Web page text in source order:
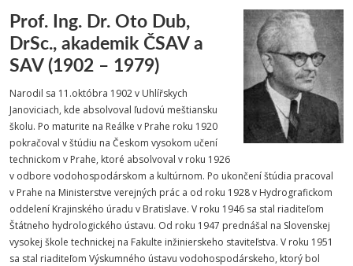
Prof. Ing. Dr. Oto Dub,
DrSc., akademik ČSAV a
SAV (1902 – 1979)
Narodil sa 11.októbra 1902 v Uhlířskych
Janoviciach, kde absolvoval ľudovú meštiansku
školu. Po maturite na Reálke v Prahe roku 1920
pokračoval v štúdiu na Českom vysokom učení
technickom v Prahe, ktoré absolvoval v roku 1926
v odbore vodohospodárskom a kultúrnom. Po ukončení štúdia pracoval
v Prahe na Ministerstve verejných prác a od roku 1928 v Hydrografickom
oddelení Krajinského úradu v Bratislave. V roku 1946 sa stal riaditeľom
Štátneho hydrologického ústavu. Od roku 1947 prednášal na Slovenskej
vysokej škole technickej na Fakulte inžinierskeho staviteľstva. V roku 1951
sa stal riaditeľom Výskumného ústavu vodohospodárskeho, ktorý bol